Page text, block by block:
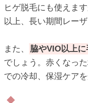
ヒゲ脱毛にも使えま
以上、長い期間レー
また、
脇やVIO以上
でしょう。赤くなっ
での冷却、保湿ケア